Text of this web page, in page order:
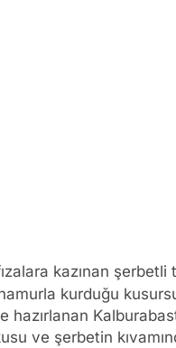
kazınan şerbetli
kurduğu
hazırlanan
ve şerbetin